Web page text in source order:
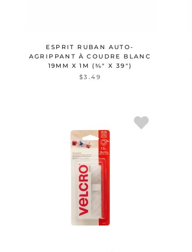
ESPRIT RUBAN AUTO-
AGRIPPANT À COUDRE BLANC
19MM X 1M (¾" X 39")
$3.49